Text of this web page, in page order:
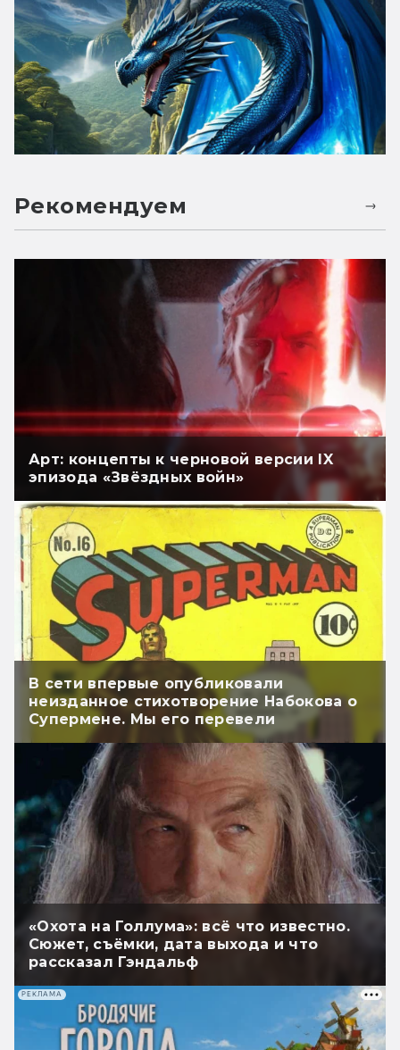
Рекомендуем
Арт: концепты к черновой версии IX
эпизода «Звёздных войн»
В сети впервые опубликовали
неизданное стихотворение Набокова о
Супермене. Мы его перевели
«Охота на Голлума»: всё что известно.
Сюжет, съёмки, дата выхода и что
рассказал Гэндальф
РЕКЛАМА